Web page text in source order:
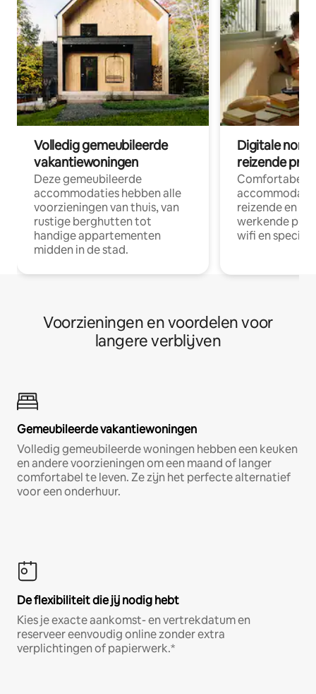
Volledig gemeubileerde
vakantiewoningen
Deze gemeubileerde
accommodaties hebben alle
voorzieningen van thuis, van
rustige berghutten tot
handige appartementen
midden in de stad.
Digitale
reizende
Comfortabele
reizende en
werkende
wifi en
Voorzieningen en voordelen voor
langere verblijven
Gemeubileerde vakantiewoningen
Volledig gemeubileerde woningen hebben een keuken
en andere voorzieningen om een maand of langer
comfortabel te leven. Ze zijn het perfecte alternatief
voor een onderhuur.
De flexibiliteit die jij nodig hebt
Kies je exacte aankomst- en vertrekdatum en
reserveer eenvoudig online zonder extra
verplichtingen of papierwerk.*